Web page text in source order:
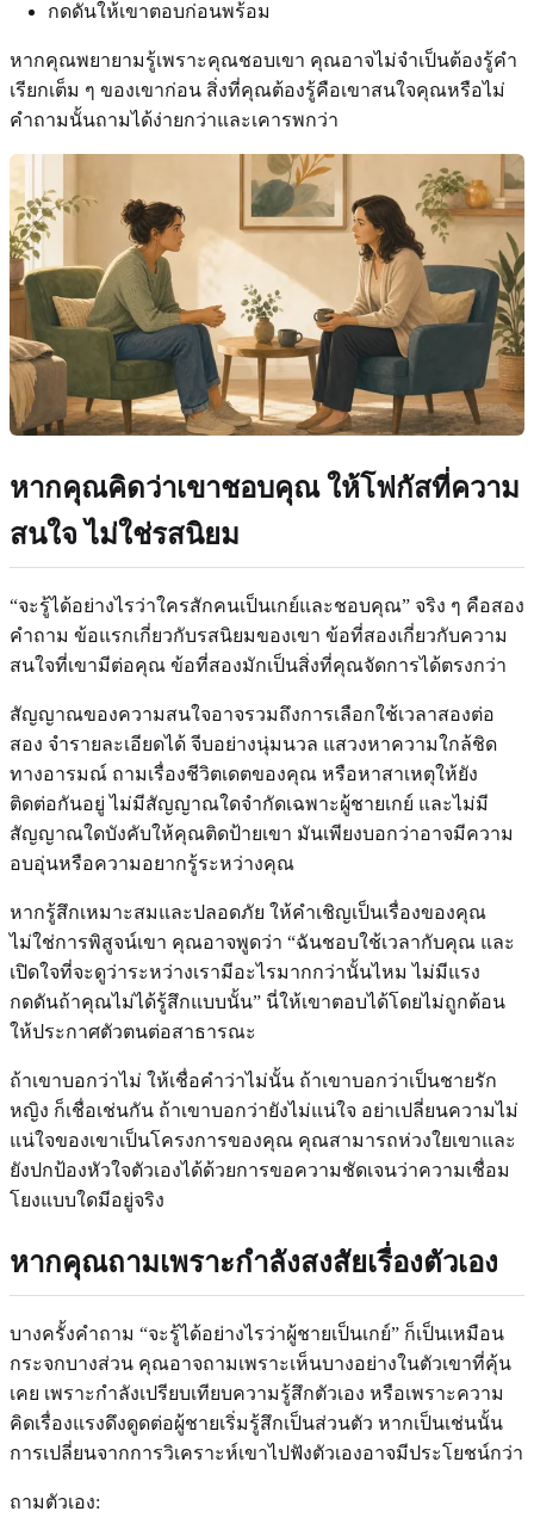
กดดันให้เขาตอบก่อนพร้อม
หากคุณพยายามรู้เพราะคุณชอบเขา คุณอาจไม่จำเป็นต้องรู้คำ
เรียกเต็ม ๆ ของเขาก่อน สิ่งที่คุณต้องรู้คือเขาสนใจคุณหรือไม่
คำถามนั้นถามได้ง่ายกว่าและเคารพกว่า
หากคุณคิดว่าเขาชอบคุณ ให้โฟกัสที่ความ
สนใจ ไม่ใช่รสนิยม
“จะรู้ได้อย่างไรว่าใครสักคนเป็นเกย์และชอบคุณ” จริง ๆ คือสอง
คำถาม ข้อแรกเกี่ยวกับรสนิยมของเขา ข้อที่สองเกี่ยวกับความ
สนใจที่เขามีต่อคุณ ข้อที่สองมักเป็นสิ่งที่คุณจัดการได้ตรงกว่า
สัญญาณของความสนใจอาจรวมถึงการเลือกใช้เวลาสองต่อ
สอง จำรายละเอียดได้ จีบอย่างนุ่มนวล แสวงหาความใกล้ชิด
ทางอารมณ์ ถามเรื่องชีวิตเดตของคุณ หรือหาสาเหตุให้ยัง
ติดต่อกันอยู่ ไม่มีสัญญาณใดจำกัดเฉพาะผู้ชายเกย์ และไม่มี
สัญญาณใดบังคับให้คุณติดป้ายเขา มันเพียงบอกว่าอาจมีความ
อบอุ่นหรือความอยากรู้ระหว่างคุณ
หากรู้สึกเหมาะสมและปลอดภัย ให้คำเชิญเป็นเรื่องของคุณ
ไม่ใช่การพิสูจน์เขา คุณอาจพูดว่า “ฉันชอบใช้เวลากับคุณ และ
เปิดใจที่จะดูว่าระหว่างเรามีอะไรมากกว่านั้นไหม ไม่มีแรง
กดดันถ้าคุณไม่ได้รู้สึกแบบนั้น” นี่ให้เขาตอบได้โดยไม่ถูกต้อน
ให้ประกาศตัวตนต่อสาธารณะ
ถ้าเขาบอกว่าไม่ ให้เชื่อคำว่าไม่นั้น ถ้าเขาบอกว่าเป็นชายรัก
หญิง ก็เชื่อเช่นกัน ถ้าเขาบอกว่ายังไม่แน่ใจ อย่าเปลี่ยนความไม่
แน่ใจของเขาเป็นโครงการของคุณ คุณสามารถห่วงใยเขาและ
ยังปกป้องหัวใจตัวเองได้ด้วยการขอความชัดเจนว่าความเชื่อม
โยงแบบใดมีอยู่จริง
หากคุณถามเพราะกำลังสงสัยเรื่องตัวเอง
บางครั้งคำถาม “จะรู้ได้อย่างไรว่าผู้ชายเป็นเกย์” ก็เป็นเหมือน
กระจกบางส่วน คุณอาจถามเพราะเห็นบางอย่างในตัวเขาที่คุ้น
เคย เพราะกำลังเปรียบเทียบความรู้สึกตัวเอง หรือเพราะความ
คิดเรื่องแรงดึงดูดต่อผู้ชายเริ่มรู้สึกเป็นส่วนตัว หากเป็นเช่นนั้น
การเปลี่ยนจากการวิเคราะห์เขาไปฟังตัวเองอาจมีประโยชน์กว่า
ถามตัวเอง: